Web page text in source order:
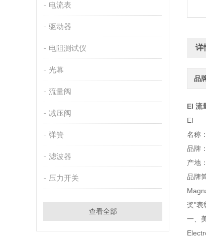
电流表
驱动器
电阻测试仪
光幕
流量阀
减压阀
弹簧
滤波器
压力开关
查看全部
详
品
EI 流
EI
名称
品牌
产地
品牌
奖"表
一、